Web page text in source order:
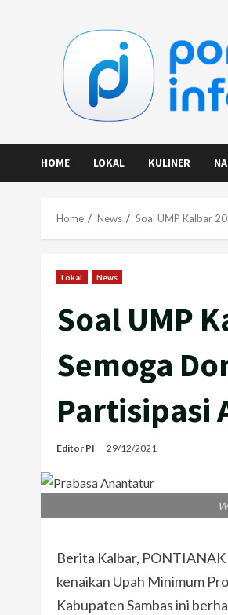
HOME LOKAL KULINER
Home News Soal UMP Kalbar
Lokal News
Soal UMP
Semoga
Partisipasi
Editor PI 29/12/2021
Berita Kalbar,
kenaikan Upah Minimum
Kabupaten Sambas ini